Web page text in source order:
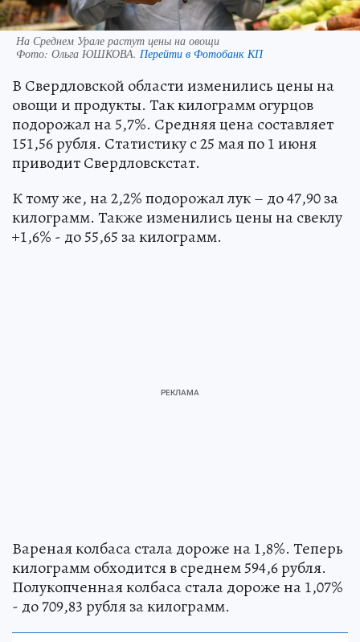
На Среднем Урале растут цены на овощи
Фото: Ольга ЮШКОВА. Перейти в Фотобанк КП
В Свердловской области изменились цены на
овощи и продукты. Так килограмм огурцов
подорожал на 5,7%. Средняя цена составляет
151,56 рубля. Статистику с 25 мая по 1 июня
приводит Свердловскстат.
К тому же, на 2,2% подорожал лук – до 47,90 за
килограмм. Также изменились цены на свеклу
+1,6% - до 55,65 за килограмм.
Вареная колбаса стала дороже на 1,8%. Теперь
килограмм обходится в среднем 594,6 рубля.
Полукопченная колбаса стала дороже на 1,07%
- до 709,83 рубля за килограмм.